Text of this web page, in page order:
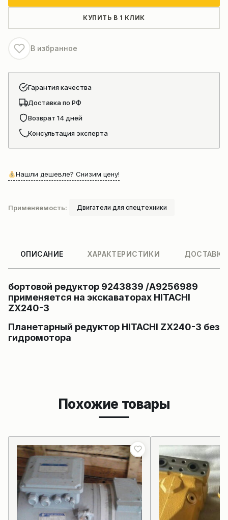
экскаватора
HITACHI
ZX240-
КУПИТЬ В 1 КЛИК
В избранное
Гарантия качества
Доставка по РФ
Возврат 14 дней
Консультация эксперта
Нашли дешевле? Снизим цену!
Применяемость: Двигатели для спецтехники
ОПИСАНИЕ ХАРАКТЕРИСТИКИ
бортовой редуктор 9243839 /A9256989
применяется на экскаваторах HITACHI
ZX240-3
Планетарный редуктор HITACHI ZX240-3 без
гидромотора
Похожие товары